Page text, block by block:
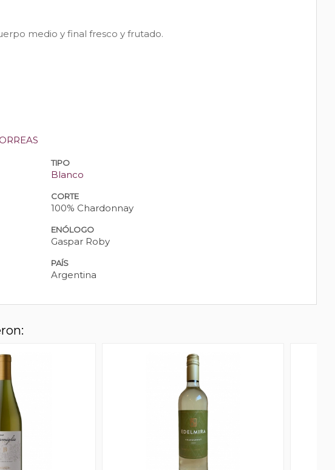
medio y final fresco y frutado.
TIPO
Blanco
CORTE
100% Chardonnay
ENÓLOGO
Gaspar Roby
PAÍS
Argentina